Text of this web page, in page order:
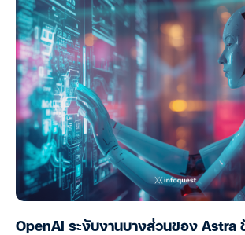
OpenAI ระงับงานบางส่วนของ Astra